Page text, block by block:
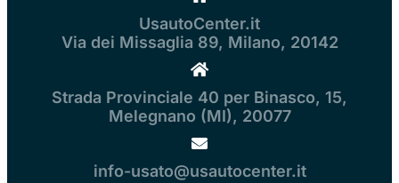
UsautoCenter.it
Via dei Missaglia 89, Milano, 20142
Strada Provinciale 40 per Binasco, 15,
Melegnano (MI), 20077
info-usato@usautocenter.it